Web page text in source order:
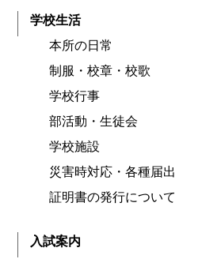
学校生活
本所の日常
制服・校章・校歌
学校行事
部活動・生徒会
学校施設
災害時対応・各種届出
証明書の発行について
入試案内